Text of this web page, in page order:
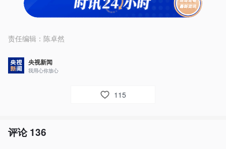
责任编辑： 陈卓然
央视新闻
我用心你放心
115
评论136